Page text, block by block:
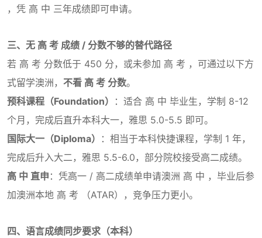
，凭 高 中 三年成绩即可申请。
三、无 高 考 成绩 / 分数不够的替代路径
若 高 考 分数低于 450 分，或未参加 高 考 ，可通过以下方
式留学澳洲， 不看 高 考 分数。
预科课程（Foundation）
：适合 高 中 毕业生，学制 8-12
个月，完成后直升本科大一，雅思 5.0-5.5 即可。
国际大一（Diploma）
：相当于本科快捷课程，学制 1 年，
完成后升入大二，雅思 5.5-6.0，部分院校接受高二成绩。
高 中 直申 ：凭高一 / 高二成绩单申请澳洲 高 中 ，毕业后参
加澳洲本地 高 考 （ATAR），竞争压力更小。
四、语言成绩同步要求（本科）